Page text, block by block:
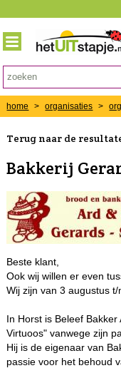
home > organisaties >
Terug naar de
Bakkerij
Beste klant,
Ook wij willen er even
Wij zijn van 3 augustus t/
In Horst is Beleef
Virtuoos" vanwege zijn
Hij is de eigenaar van
passie voor het behoud